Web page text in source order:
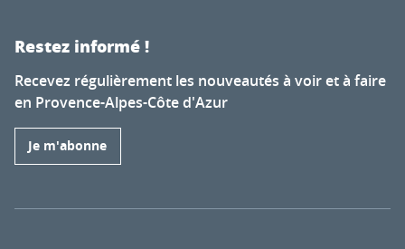
Restez informé !
Recevez régulièrement les nouveautés à voir et à faire
en Provence-Alpes-Côte d'Azur
Je m'abonne